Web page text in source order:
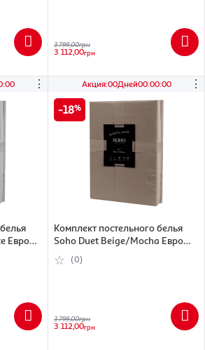
3 799,00грн
3 112,00грн
:00
⋮
Евро
Акция:00Дней00:00:00
⋮
18
Комплект постельного белья
Soho Duet Beige/Mocha Евро
200х230 см (7152627)
(0)
3 799,00грн
3 112,00грн